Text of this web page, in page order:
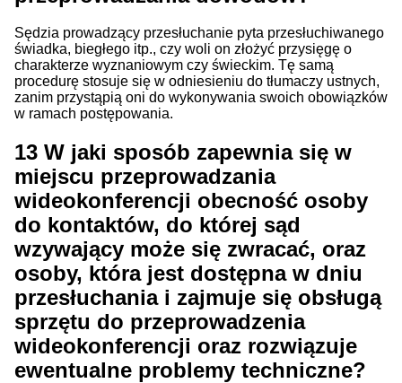
Sędzia prowadzący przesłuchanie pyta przesłuchiwanego
świadka, biegłego itp., czy woli on złożyć przysięgę o
charakterze wyznaniowym czy świeckim. Tę samą
procedurę stosuje się w odniesieniu do tłumaczy ustnych,
zanim przystąpią oni do wykonywania swoich obowiązków
w ramach postępowania.
13 W jaki sposób zapewnia się w
miejscu przeprowadzania
wideokonferencji obecność osoby
do kontaktów, do której sąd
wzywający może się zwracać, oraz
osoby, która jest dostępna w dniu
przesłuchania i zajmuje się obsługą
sprzętu do przeprowadzenia
wideokonferencji oraz rozwiązuje
ewentualne problemy techniczne?